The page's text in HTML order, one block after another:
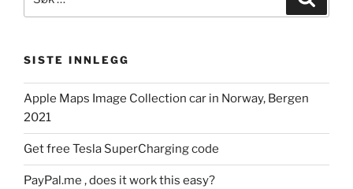
etter:
SISTE INNLEGG
Apple Maps Image Collection car in Norway, Bergen
2021
Get free Tesla SuperCharging code
PayPal.me , does it work this easy?